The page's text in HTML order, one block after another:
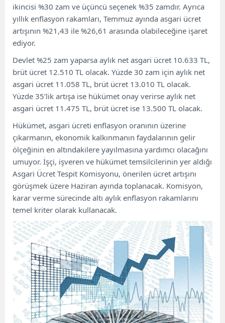
ikincisi %30 zam ve üçüncü seçenek %35 zamdır. Ayrıca
yıllık enflasyon rakamları, Temmuz ayında asgari ücret
artışının %21,43 ile %26,61 arasında olabileceğine işaret
ediyor.
Devlet %25 zam yaparsa aylık net asgari ücret 10.633 TL,
brüt ücret 12.510 TL olacak. Yüzde 30 zam için aylık net
asgari ücret 11.058 TL, brüt ücret 13.010 TL olacak.
Yüzde 35’lik artışa ise hükümet onay verirse aylık net
asgari ücret 11.475 TL, brüt ücret ise 13.500 TL olacak.
Hükümet, asgari ücreti enflasyon oranının üzerine
çıkarmanın, ekonomik kalkınmanın faydalarının gelir
ölçeğinin en altındakilere yayılmasına yardımcı olacağını
umuyor. İşçi, işveren ve hükümet temsilcilerinin yer aldığı
Asgari Ücret Tespit Komisyonu, önerilen ücret artışını
görüşmek üzere Haziran ayında toplanacak. Komisyon,
karar verme sürecinde altı aylık enflasyon rakamlarını
temel kriter olarak kullanacak.